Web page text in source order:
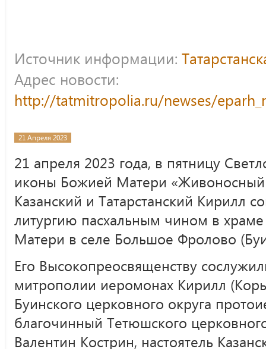
Источник информации:
Адрес новости:
http://tatmitropolia.ru/newses/
21 Апреля 2023
21 апреля 2023 года, в пятницу
иконы Божией Матери «Живоносный
Казанский и Татарстанский Кирилл
литургию пасхальным чином в
Матери в селе Большое Фролово
Его Высокопреосвященству
митрополии иеромонах Кирилл
Буинского церковного округа
благочинный Тетюшского
Валентин Кострин, настоятель